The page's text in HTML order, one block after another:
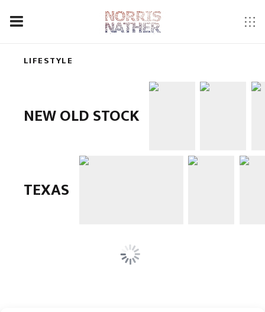
LIFESTYLE
NEW OLD STOCK
TEXAS